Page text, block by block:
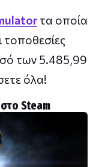
τα οποία
τοποθεσίες
των 5.485,99
όλα!
Steam